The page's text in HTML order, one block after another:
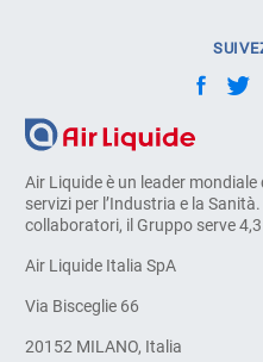
Air Liquide è un leader mondiale
servizi per l’Industria e la
collaboratori, il Gruppo serve
Air Liquide Italia SpA
Via Bisceglie 66
20152 MILANO, Italia